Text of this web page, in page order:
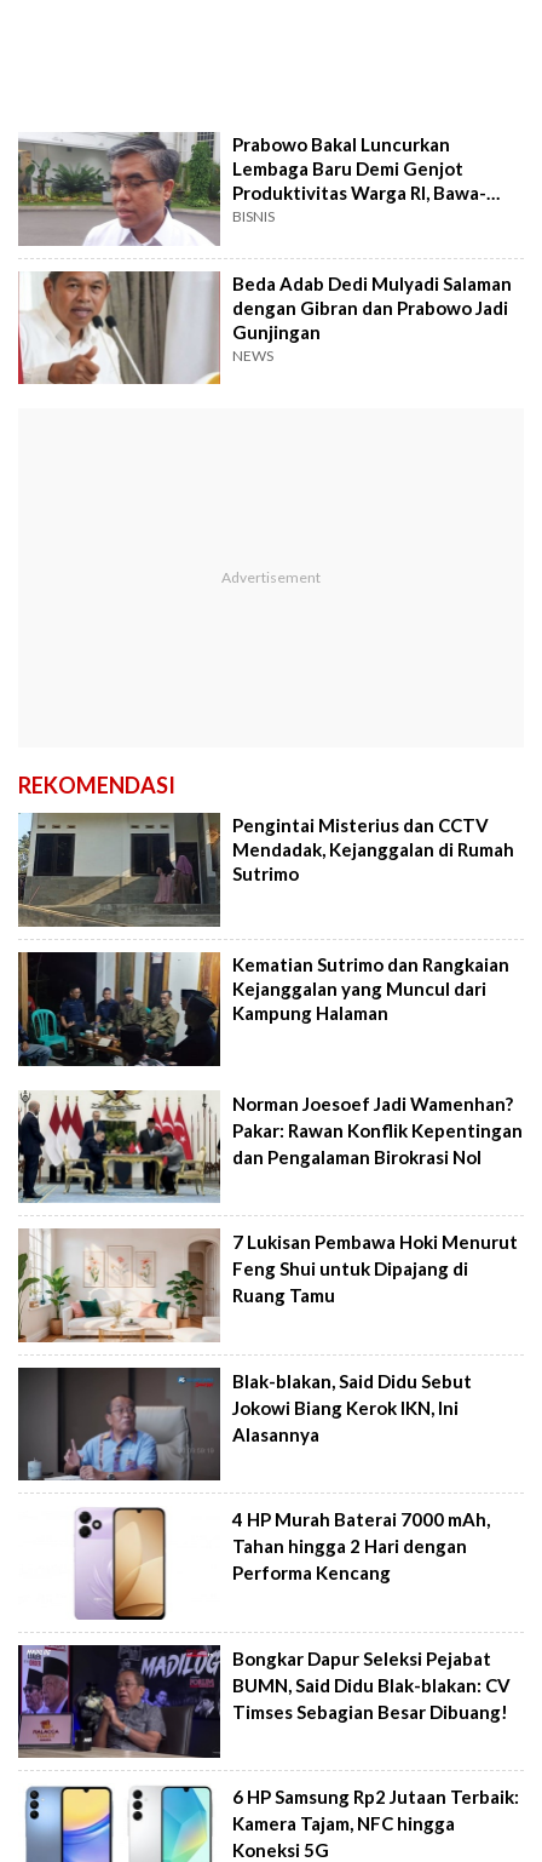
Prabowo Bakal Luncurkan
Lembaga Baru Demi Genjot
Produktivitas Warga RI, Bawa-
bawa Ormas
BISNIS
Beda Adab Dedi Mulyadi Salaman
dengan Gibran dan Prabowo Jadi
Gunjingan
NEWS
REKOMENDASI
Pengintai Misterius dan CCTV
Mendadak, Kejanggalan di Rumah
Sutrimo
Kematian Sutrimo dan Rangkaian
Kejanggalan yang Muncul dari
Kampung Halaman
Norman Joesoef Jadi Wamenhan?
Pakar: Rawan Konflik Kepentingan
dan Pengalaman Birokrasi Nol
7 Lukisan Pembawa Hoki Menurut
Feng Shui untuk Dipajang di
Ruang Tamu
Blak-blakan, Said Didu Sebut
Jokowi Biang Kerok IKN, Ini
Alasannya
4 HP Murah Baterai 7000 mAh,
Tahan hingga 2 Hari dengan
Performa Kencang
Bongkar Dapur Seleksi Pejabat
BUMN, Said Didu Blak-blakan: CV
Timses Sebagian Besar Dibuang!
6 HP Samsung Rp2 Jutaan Terbaik:
Kamera Tajam, NFC hingga
Koneksi 5G